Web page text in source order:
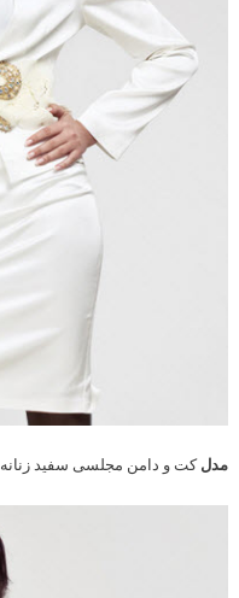
مدلکت و دامن مجلسی سفید زنانه ۲۰۱۵